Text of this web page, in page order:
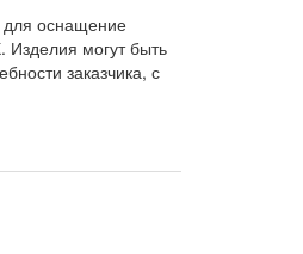
для оснащение
Изделия могут быть
заказчика, с